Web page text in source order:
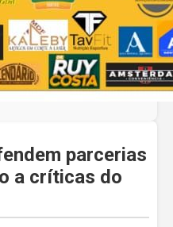
parcerias
a críticas do